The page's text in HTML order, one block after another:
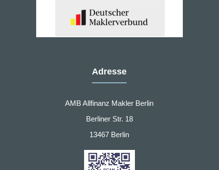
Adresse
AMB Allfinanz Makler Berlin
Berliner Str. 18
13467 Berlin